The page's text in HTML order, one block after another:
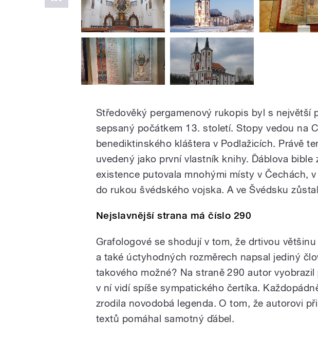
Středověký pergamenový rukopis byl s největší
sepsaný počátkem 13. století. Stopy vedou na
benediktinského kláštera v Podlažicích. Právě
uvedený jako první vlastník knihy. Ďáblova bible
existence putovala mnohými místy v Čechách,
do rukou švédského vojska. A ve Švédsku
Nejslavnější strana má číslo 290
Grafologové se shodují v tom, že drtivou
a také úctyhodných rozměrech napsal jediný
takového možné? Na straně 290 autor
v ní vidí spíše sympatického čertíka.
zrodila novodobá legenda. O tom, že autorovi
textů pomáhal samotný ďábel.